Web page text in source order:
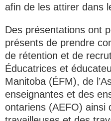
afin de les attirer dans
Des présentations ont
présents de prendre
de rétention et de
Éducatrices et
Manitoba (ÉFM), de
enseignantes et des
ontariens (AEFO) ainsi